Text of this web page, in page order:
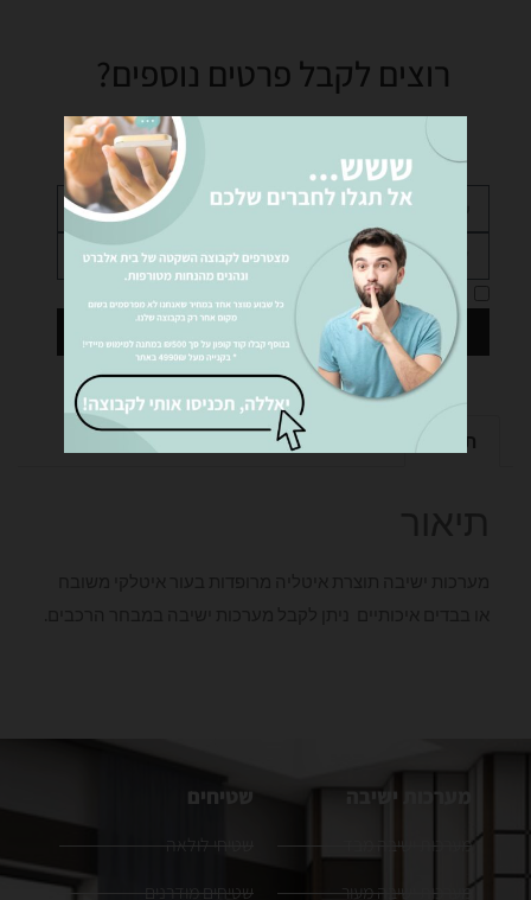
רוצים לקבל פרטים נוספים?
נציגינו ישמחו לעזור לכם… שלחו לנו הודעה!
אני מאשר אתמדיניות הפרטיות
תיאור
מערכות ישיבה
מערכות ישיבה מבד
מערכות ישיבה מעור
שטיחים
שטיחי לולאה
שטיחים מודרנים